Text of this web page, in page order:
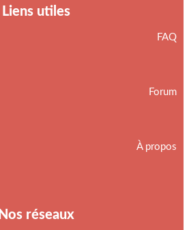
Liens utiles
FAQ
Forum
À propos
Nos réseaux